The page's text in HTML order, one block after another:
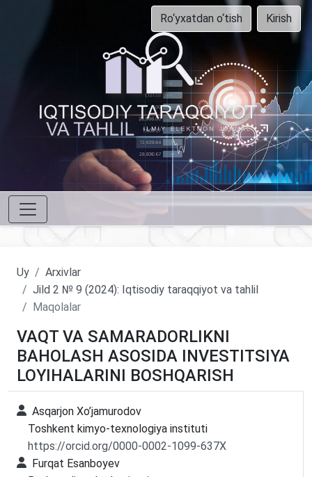
Ro‘yxatdan o‘tish Kirish
Uy
Arxivlar
Jild 2 № 9 (2024): Iqtisodiy taraqqiyot va tahlil
Maqolalar
VAQT VA SAMARADORLIKNI
BAHOLASH ASOSIDA INVESTITSIYA
LOYIHALARINI BOSHQARISH
Asqarjon Xo’jamurodov
Toshkent kimyo-texnologiya instituti
https://orcid.org/0000-0002-1099-637X
Furqat Esanboyev